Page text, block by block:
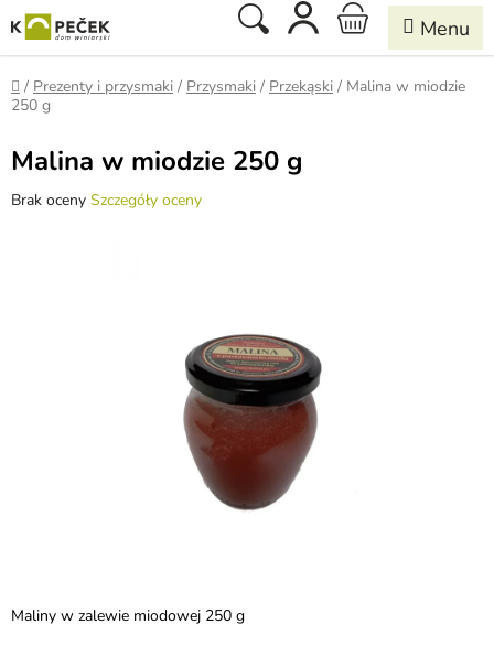
do
treści
Szukaj KOSZYK
Home
/ Prezenty i przysmaki / Przysmaki / Przekąski / Malina w miodzie
250 g
Maliny w zalewie miodowej 250 g
Malina w miodzie 250 g
Średnia
Brak oceny Szczegóły oceny